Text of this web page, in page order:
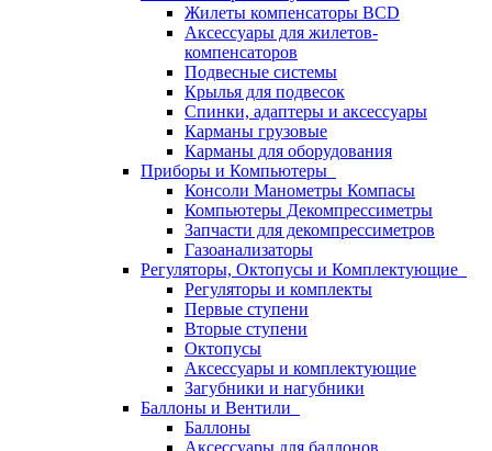
Жилеты компенсаторы BCD
Аксессуары для жилетов-
компенсаторов
Подвесные системы
Крылья для подвесок
Спинки, адаптеры и аксессуары
Карманы грузовые
Карманы для оборудования
Приборы и Компьютеры
Консоли Манометры Компасы
Компьютеры Декомпрессиметры
Запчасти для декомпрессиметров
Газоанализаторы
Регуляторы, Октопусы и Комплектующие
Регуляторы и комплекты
Первые ступени
Вторые ступени
Октопусы
Аксессуары и комплектующие
Загубники и нагубники
Баллоны и Вентили
Баллоны
Аксессуары для баллонов